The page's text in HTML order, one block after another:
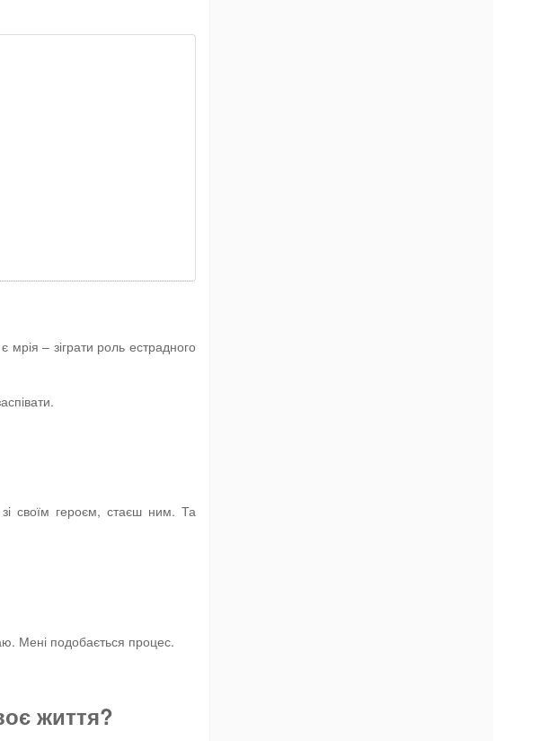
– зіграти роль естрадного
своїм героєм, стаєш ним. Та
Мені подобається процес.
життя?